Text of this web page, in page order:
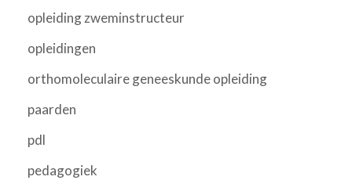
opleiding zweminstructeur
opleidingen
orthomoleculaire geneeskunde opleiding
paarden
pdl
pedagogiek